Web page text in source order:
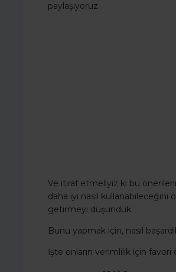
paylaşıyoruz.
Ve itiraf etmeliyiz ki bu
daha iyi nasıl kullanabileceğini
getirmeyi düşündük.
Bunu yapmak için, nasıl
İşte onların verimlilik için favori